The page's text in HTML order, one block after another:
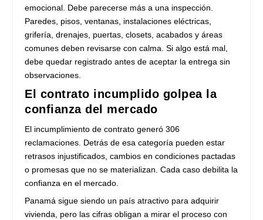
emocional. Debe parecerse más a una inspección.
Paredes, pisos, ventanas, instalaciones eléctricas,
grifería, drenajes, puertas, closets, acabados y áreas
comunes deben revisarse con calma. Si algo está mal,
debe quedar registrado antes de aceptar la entrega sin
observaciones.
El contrato incumplido golpea la
confianza del mercado
El incumplimiento de contrato generó 306
reclamaciones. Detrás de esa categoría pueden estar
retrasos injustificados, cambios en condiciones pactadas
o promesas que no se materializan. Cada caso debilita la
confianza en el mercado.
Panamá sigue siendo un país atractivo para adquirir
vivienda, pero las cifras obligan a mirar el proceso con